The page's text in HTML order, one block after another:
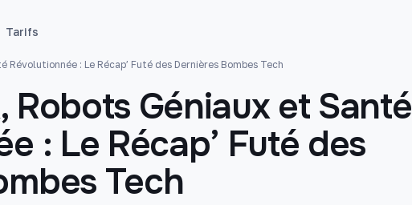
Tarifs
Révolutionnée : Le Récap’ Futé des Dernières Bombes Tech
Robots Géniaux et Santé
: Le Récap’ Futé des
Tech